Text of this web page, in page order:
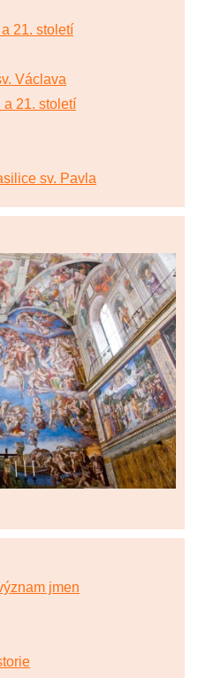
21. století
Václava
a 21. století
sv. Pavla
jmen